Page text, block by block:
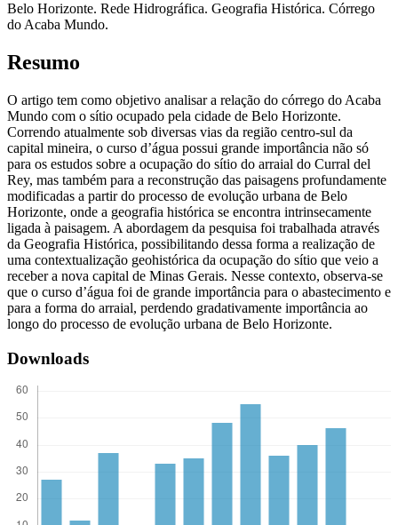
Belo Horizonte. Rede Hidrográfica. Geografia Histórica. Córrego
do Acaba Mundo.
Resumo
O artigo tem como objetivo analisar a relação do córrego do Acaba
Mundo com o sítio ocupado pela cidade de Belo Horizonte.
Correndo atualmente sob diversas vias da região centro-sul da
capital mineira, o curso d’água possui grande importância não só
para os estudos sobre a ocupação do sítio do arraial do Curral del
Rey, mas também para a reconstrução das paisagens profundamente
modificadas a partir do processo de evolução urbana de Belo
Horizonte, onde a geografia histórica se encontra intrinsecamente
ligada à paisagem. A abordagem da pesquisa foi trabalhada através
da Geografia Histórica, possibilitando dessa forma a realização de
uma contextualização geohistórica da ocupação do sítio que veio a
receber a nova capital de Minas Gerais. Nesse contexto, observa-se
que o curso d’água foi de grande importância para o abastecimento e
para a forma do arraial, perdendo gradativamente importância ao
longo do processo de evolução urbana de Belo Horizonte.
Downloads